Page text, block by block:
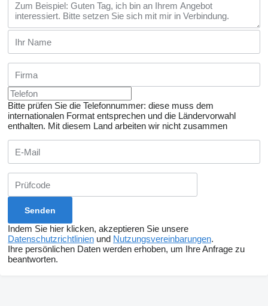
Bitte prüfen Sie die Telefonnummer: diese muss dem
internationalen Format entsprechen und die Ländervorwahl
enthalten. Mit diesem Land arbeiten wir nicht zusammen
Indem Sie hier klicken, akzeptieren Sie unsere
Datenschutzrichtlinien und Nutzungsvereinbarungen.
Ihre persönlichen Daten werden erhoben, um Ihre Anfrage zu
beantworten.